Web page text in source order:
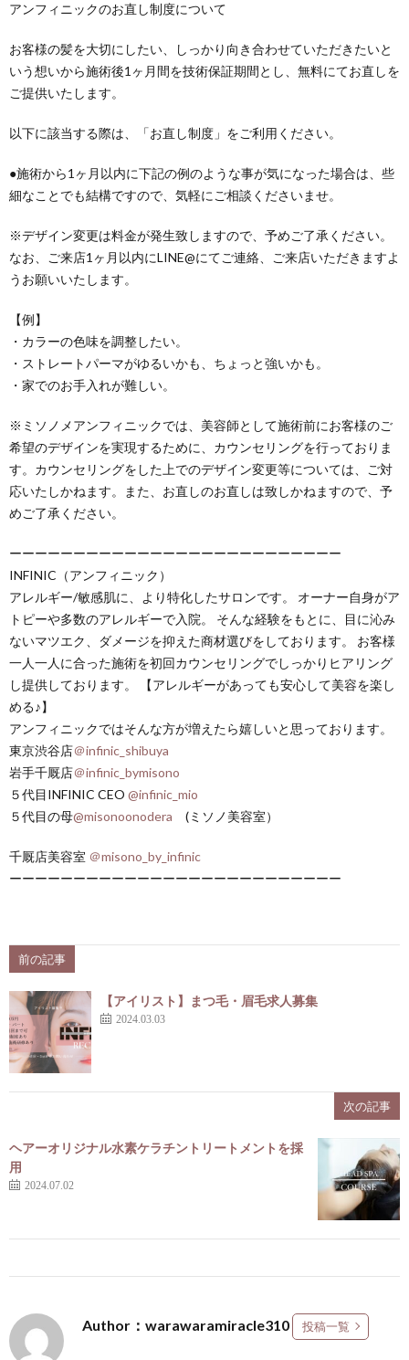
アンフィニックのお直し制度について
お客様の髪を大切にしたい、しっかり向き合わせていただきたいと
いう想いから施術後1ヶ月間を技術保証期間とし、無料にてお直しを
ご提供いたします。
以下に該当する際は、「お直し制度」をご利用ください。
●施術から1ヶ月以内に下記の例のような事が気になった場合は、些
細なことでも結構ですので、気軽にご相談くださいませ。
※デザイン変更は料金が発生致しますので、予めご了承ください。
なお、ご来店1ヶ月以内にLINE@にてご連絡、ご来店いただきますよ
うお願いいたします。
【例】
・カラーの色味を調整したい。
・ストレートパーマがゆるいかも、ちょっと強いかも。
・家でのお手入れが難しい。
※ミソノメアンフィニックでは、美容師として施術前にお客様のご
希望のデザインを実現するために、カウンセリングを行っておりま
す。カウンセリングをした上でのデザイン変更等については、ご対
応いたしかねます。また、お直しのお直しは致しかねますので、予
めご了承ください。
ーーーーーーーーーーーーーーーーーーーーーーーーーー
INFINIC（アンフィニック）
アレルギー/敏感肌に、より特化したサロンです。 オーナー自身がア
トピーや多数のアレルギーで入院。 そんな経験をもとに、目に沁み
ないマツエク、ダメージを抑えた商材選びをしております。 お客様
一人一人に合った施術を初回カウンセリングでしっかりヒアリング
し提供しております。 【アレルギーがあっても安心して美容を楽し
める♪】
アンフィニックではそんな方が増えたら嬉しいと思っております。
東京渋谷店＠infinic_shibuya
岩手千厩店＠infinic_bymisono
５代目INFINIC CEO @infinic_mio
５代目の母@misonoonodera (ミソノ美容室）
千厩店美容室 ＠misono_by_infinic
ーーーーーーーーーーーーーーーーーーーーーーーーーー
前の記事
【アイリスト】まつ毛・眉毛求人募集
2024.03.03
次の記事
ヘアーオリジナル水素ケラチントリートメントを採
用
2024.07.02
Author：warawaramiracle310 投稿一覧